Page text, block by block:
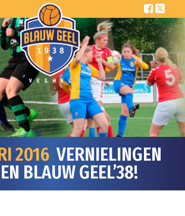
2016VERNIELINGEN
BLAUW GEEL’38!